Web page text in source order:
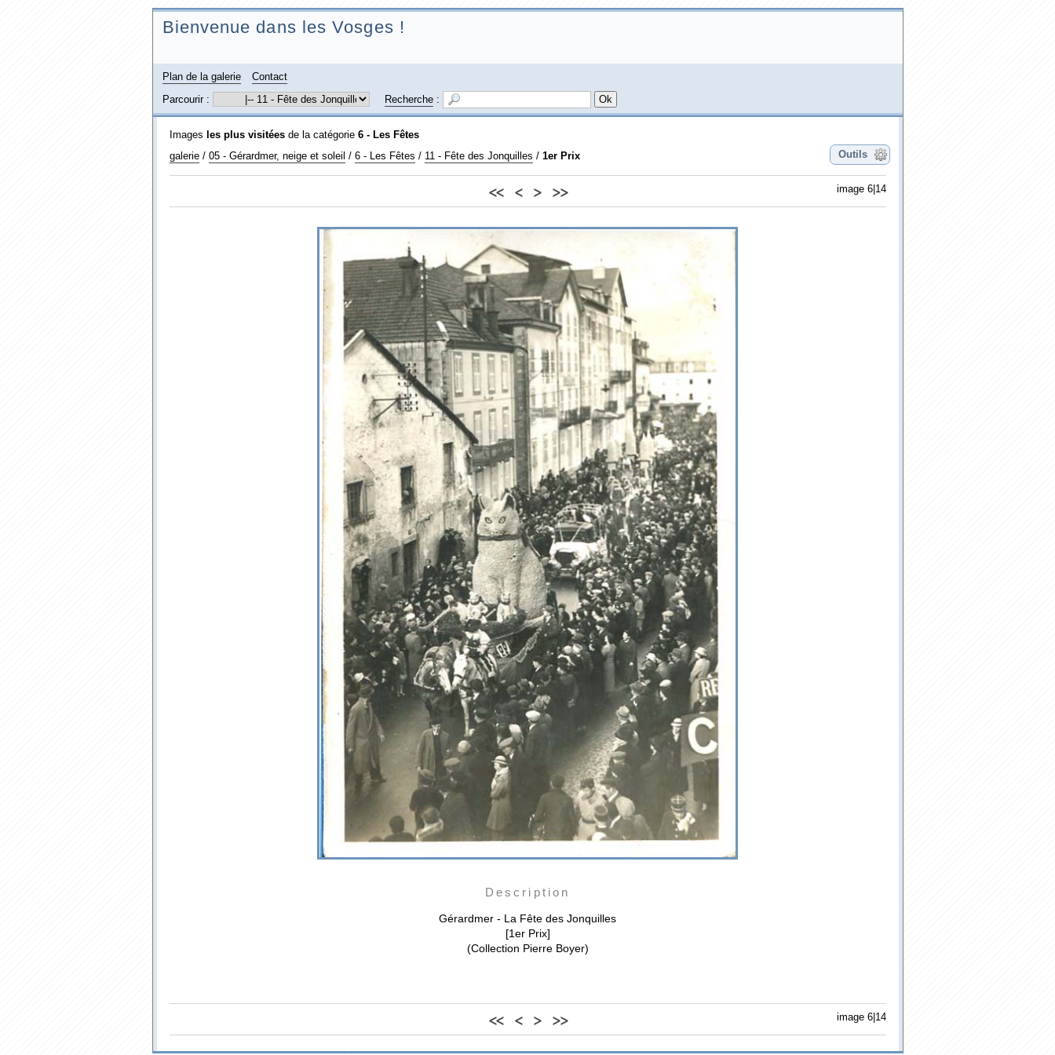
Bienvenue dans les Vosges !
Plan de la galerie
Contact
Parcourir :
Recherche:
Images les plus visitéesde la catégorie 6 - Les Fêtes
Outils
galerie/ 05 - Gérardmer, neige et soleil / 6 - Les Fêtes / 11 - Fête des Jonquilles / 1er Prix
image 6|14
<< < > >>
Description
Gérardmer - La Fête des Jonquilles
[1er Prix]
(Collection Pierre Boyer)
image 6|14
<< < > >>